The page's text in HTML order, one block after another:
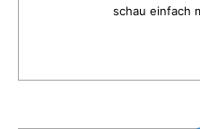
schau einfach